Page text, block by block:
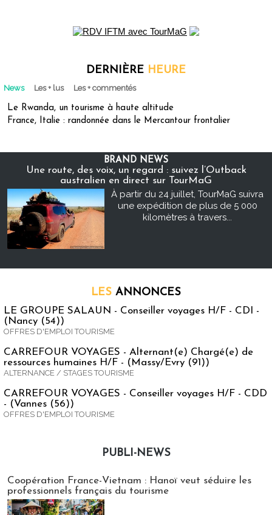
DERNIÈRE HEURE
News Les + lus Les + commentés
Le Rwanda, un tourisme à haute altitude
France, Italie : randonnée dans le Mercantour frontalier
BRAND NEWS
Une route, des voix, un regard : suivez l’Outback
australien en direct sur TourMaG
À partir du 24 juillet, TourMaG suivra
une expédition de plus de 5 000
kilomètres à travers...
LES ANNONCES
LE GROUPE SALAUN - Conseiller voyages H/F - CDI -
(Nancy (54))
OFFRES D'EMPLOI TOURISME
CARREFOUR VOYAGES - Alternant(e) Chargé(e) de
ressources humaines H/F - (Massy/Evry (91))
ALTERNANCE / STAGES TOURISME
CARREFOUR VOYAGES - Conseiller voyages H/F - CDD
- (Vannes (56))
OFFRES D'EMPLOI TOURISME
PUBLI-NEWS
Coopération France-Vietnam : Hanoï veut séduire les
professionnels français du tourisme